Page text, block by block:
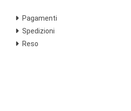
Pagamenti
Spedizioni
Reso